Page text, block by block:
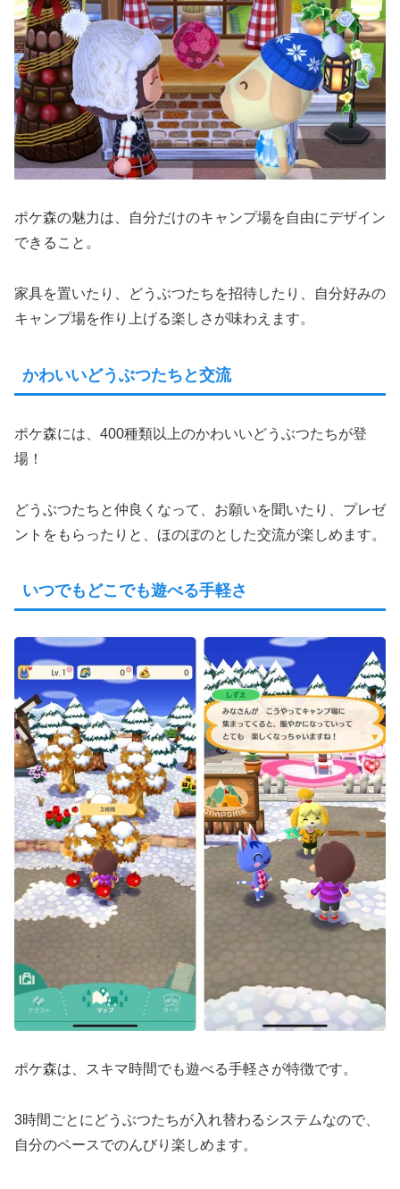
ポケ森の魅力は、自分だけのキャンプ場を自由にデザイン
できること。
家具を置いたり、どうぶつたちを招待したり、自分好みの
キャンプ場を作り上げる楽しさが味わえます。
かわいいどうぶつたちと交流
ポケ森には、400種類以上のかわいいどうぶつたちが登
場！
どうぶつたちと仲良くなって、お願いを聞いたり、プレゼ
ントをもらったりと、ほのぼのとした交流が楽しめます。
いつでもどこでも遊べる手軽さ
ポケ森は、スキマ時間でも遊べる手軽さが特徴です。
3時間ごとにどうぶつたちが入れ替わるシステムなので、
自分のペースでのんびり楽しめます。